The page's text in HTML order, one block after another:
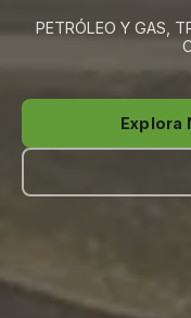
PETRÓLEO Y GAS,
Explora